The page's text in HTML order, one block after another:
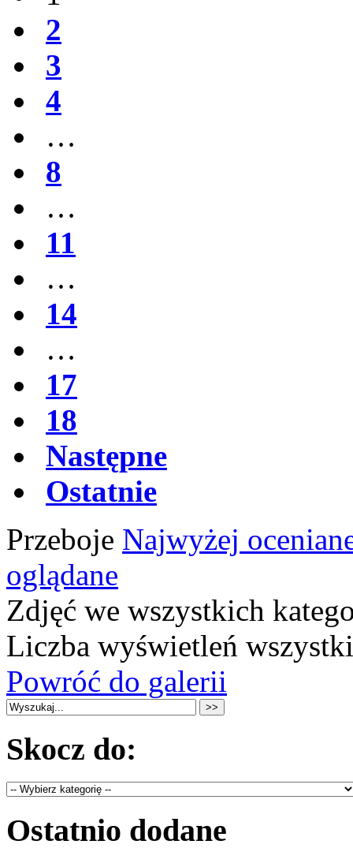
2
3
4
…
8
…
11
…
14
…
17
18
Następne
Ostatnie
Przeboje Najwyżej
oglądane
Zdjęć we wszystkich
Liczba wyświetleń
Powróć do galerii
Skocz do:
Ostatnio dodane